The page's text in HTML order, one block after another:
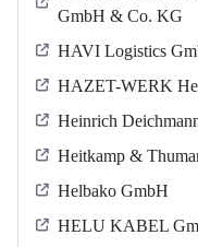
GmbH & Co. KG
HAVI Logistics
HAZET-WERK
Heinrich
Heitkamp &
Helbako GmbH
HELU KABEL